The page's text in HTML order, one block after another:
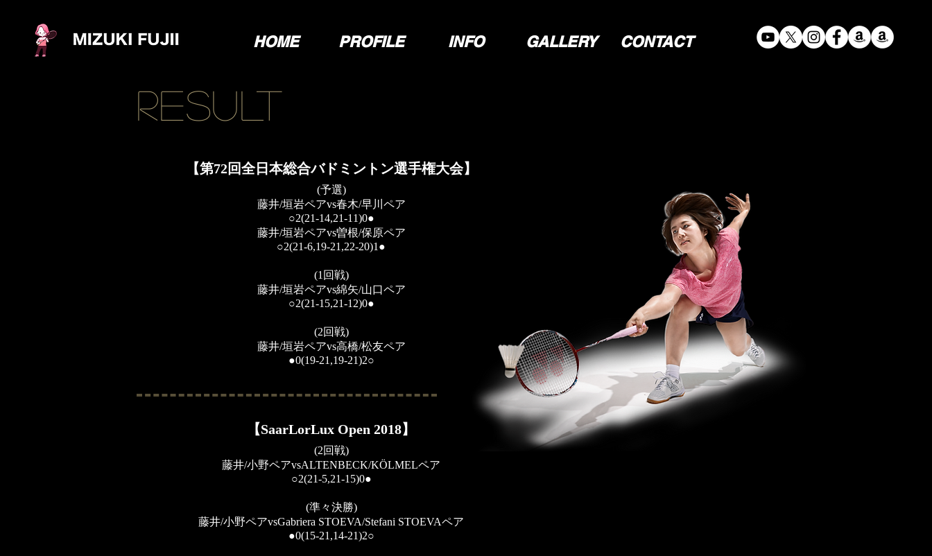
HOME PROFILE INFO GALLERY CONTACT
RESULT
【第72回全日本総合バドミントン選手権大会】
(予選)
藤井/垣岩ペアvs春木/早川ペア
○2(21-14,21-11)0●
藤井/垣岩ペアvs曽根/保原ペア
○2(21-6,19-21,22-20)1●
(1回戦)
藤井/垣岩ペアvs綿矢/山口ペア
○2(21-15,21-12)0●
(2回戦)
藤井/垣岩ペアvs高橋/松友ペア
●0(19-21,19-21)2○
【SaarLorLux Open 2018】
(2回戦)
藤井/小野ペアvsALTENBECK/KÖLMELペア
○2(21-5,21-15)0●
(準々決勝)
藤井/小野ペアvsGabriera STOEVA/Stefani STOEVAペア
●0(15-21,14-21)2○